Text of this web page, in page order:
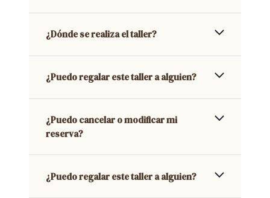
¿Dónde se realiza el taller?
¿Puedo regalar este taller a alguien?
¿Puedo cancelar o modificar mi
reserva?
¿Puedo regalar este taller a alguien?